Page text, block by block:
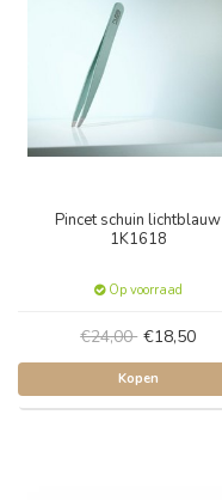
Pincet schuin lichtblauw
1K1618
Op voorraad
€24,00 €18,50
Kopen